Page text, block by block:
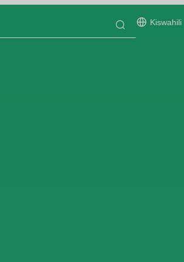
Kiswahili